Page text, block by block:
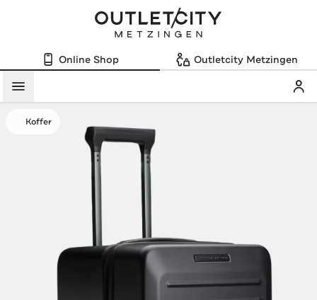
Online Shop Outletcity Metzingen
Menü
Koffer